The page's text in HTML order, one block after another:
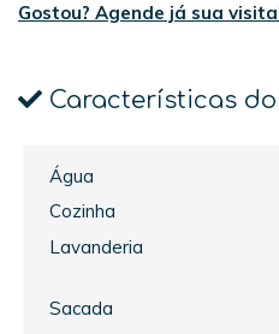
Gostou? Agende já sua
Características
Água
Cozinha
Lavanderia
Sacada